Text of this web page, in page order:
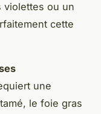
violettes ou un
cette
une
le foie gras